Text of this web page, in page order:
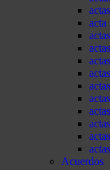
acta
Acuerdos